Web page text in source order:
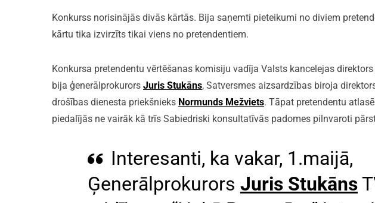
Konkurss norisinājās divās kārtās. Bija saņemti pieteikumi no diviem
kārtu tika izvirzīts tikai viens no pretendentiem.
Konkursa pretendentu vērtēšanas komisiju vadīja Valsts kancelejas direktors
bija ģenerālprokurors Juris Stukāns, Satversmes aizsardzības biroja
drošības dienesta priekšnieks Normunds Mežviets. Tāpat pretendentu
piedalījās ne vairāk kā trīs Sabiedriski konsultatīvās padomes pilnvaroti
Interesanti, ka vakar, 1.maijā,
Ģenerālprokurors Juris Stukāns